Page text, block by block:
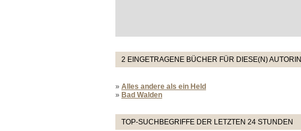
2 EINGETRAGENE BÜCHER FÜR DIESE(N) AUTORIN
» Alles andere als ein Held
» Bad Walden
TOP-SUCHBEGRIFFE DER LETZTEN 24 STUNDEN